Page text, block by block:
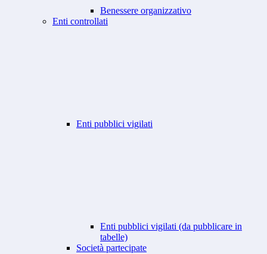
Benessere organizzativo
Enti controllati
Enti pubblici vigilati
Enti pubblici vigilati (da pubblicare in
tabelle)
Società partecipate